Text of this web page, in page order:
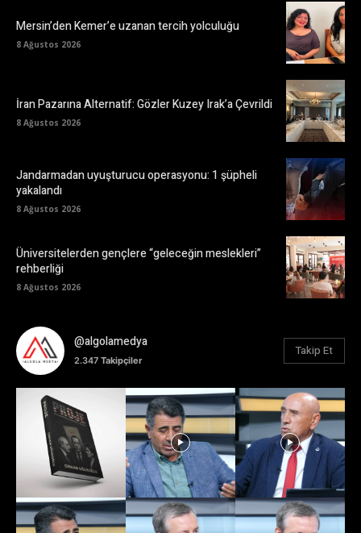
Mersin’den Kemer’e uzanan tercih yolculuğu
8 Ağustos 2026
İran Pazarına Alternatif: Gözler Kuzey Irak’a Çevrildi
8 Ağustos 2026
Jandarmadan uyuşturucu operasyonu: 1 şüpheli
yakalandı
8 Ağustos 2026
Üniversitelerden gençlere “geleceğin meslekleri”
rehberliği
8 Ağustos 2026
@algolamedya
2.347 Takipçiler
Takip Et